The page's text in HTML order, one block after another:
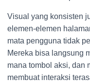
Visual yang konsisten
elemen-elemen
mata pengguna tidak
Mereka bisa langsung
mana tombol aksi, dan
membuat interaksi